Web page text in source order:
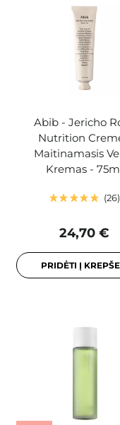
Abib - Jericho
Nutrition
Maitinamasis
Kremas -
26
24,70 €
PRIDĖTI Į